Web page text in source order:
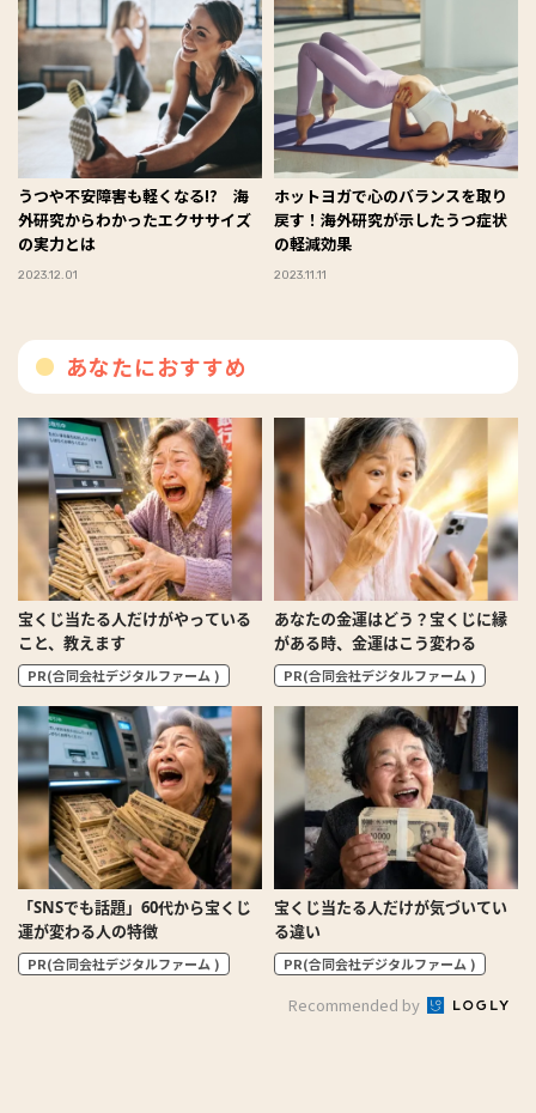
うつや不安障害も軽くなる!? 海
外研究からわかったエクササイズ
の実力とは
2023.12.01
ホットヨガで心のバランスを取り
戻す！海外研究が示したうつ症状
の軽減効果
2023.11.11
あなたにおすすめ
宝くじ当たる人だけがやっている
こと、教えます
PR(合同会社デジタルファーム )
あなたの金運はどう？宝くじに縁
がある時、金運はこう変わる
PR(合同会社デジタルファーム )
「SNSでも話題」60代から宝くじ
運が変わる人の特徴
PR(合同会社デジタルファーム )
宝くじ当たる人だけが気づいてい
る違い
PR(合同会社デジタルファーム )
Recommended by